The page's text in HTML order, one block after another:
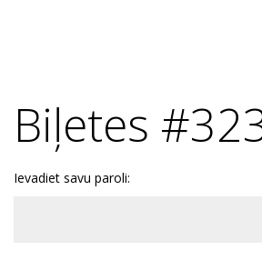
Biļetes
Ievadiet savu paroli: